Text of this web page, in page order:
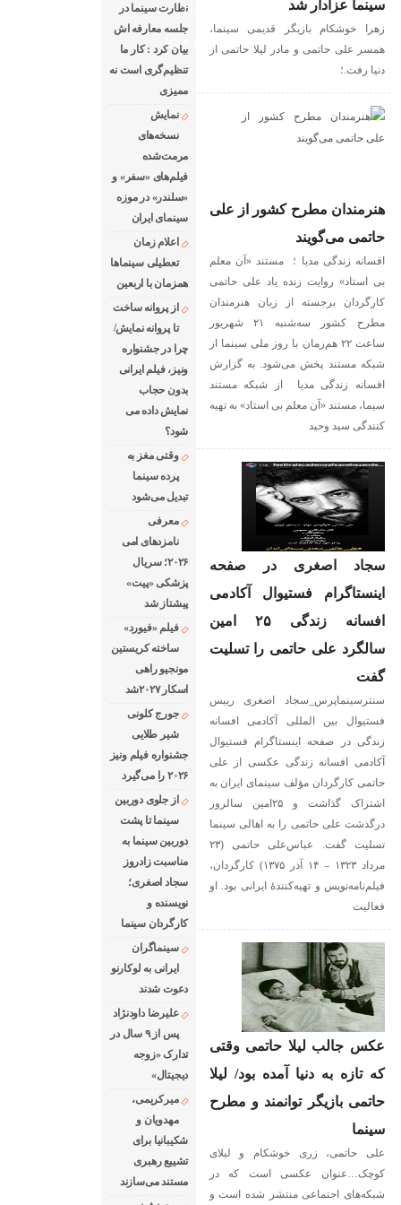
The latest news of world cinema
دانلود فیلم های خارجی
رادیو مدیا
درباره ما
سینما عزادار شد
زهرا خوشکام بازیگر قدیمی سینما،
همسر علی حاتمی و مادر لیلا حاتمی از
دنیا رفت.؛
هنرمندان مطرح کشور از علی
حاتمی می‌گویند
افسانه زندگی مدیا ؛ مستند «آن معلم
بی استاد» روایت زنده یاد علی حاتمی
کارگردان برجسته از زبان هنرمندان
مطرح کشور سه‌شنبه ۲۱ شهریور
ساعت ۲۲ هم‌زمان با روز ملی سینما از
شبکه مستند پخش می‌شود. به گزارش
افسانه زندگی مدیا از شبکه مستند
سیما، مستند «آن معلم بی استاد» به تهیه
کنندگی سید وحید
سجاد اصغری در صفحه
اینستاگرام فستیوال آکادمی
افسانه زندگی ۲۵ امین
سالگرد علی حاتمی را تسلیت
گفت
سنترسینماپرس_سجاد اصغری رییس
فستیوال بین المللی آکادمی افسانه
زندگی در صفحه اینستاگرام فستیوال
آکادمی افسانه زندگی عکسی از علی
حاتمی کارگردان مؤلف سینمای ایران به
اشتراک گذاشت و ۲۵امین سالروز
درگذشت علی حاتمی را به اهالی سینما
تسلیت گفت. عباس‌علی حاتمی (۲۳
مرداد ۱۳۲۳ – ۱۴ آذر ۱۳۷۵) کارگردان،
فیلم‌نامه‌نویس و تهیه‌کنندهٔ ایرانی بود. او
فعالیت
عکس جالب لیلا حاتمی وقتی
که تازه به دنیا آمده بود/ لیلا
حاتمی بازیگر توانمند و مطرح
سینما
علی حاتمی، زری خوشکام و لیلای
کوچک…عنوان عکسی است که در
شبکه‌های اجتماعی منتشر شده است و
نظارت سینما در
جلسه معارفه اش
بیان کرد : کار ما
تنظیم‌گری است نه
ممیزی
نمایش
نسخه‌های
مرمت‌شده
فیلم‌های «سفر» و
«سلندر» در موزه
سینمای ایران
اعلام زمان
تعطیلی سینماها
همزمان با اربعین
از پروانه ساخت
تا پروانه نمایش/
چرا در جشنواره
ونیز، فیلم ایرانی
بدون حجاب
نمایش داده می
شود؟
وقتی مغز به
پرده سینما
تبدیل می‌شود
معرفی
نامزدهای امی
۲۰۲۶؛ سریال
پزشکی «پیت»
پیشتاز شد
فیلم «فیورد»
ساخته کریستین
مونجیو راهی
اسکار ۲۰۲۷شد
جورج کلونی
شیر طلایی
جشنواره فیلم ونیز
۲۰۲۶ را می‌گیرد
از جلوی دوربین
سینما تا پشت
دوربین سینما به
مناسبت زادروز
سجاد اصغری؛
نویسنده و
کارگردان سینما
سینماگران
ایرانی به لوکارنو
دعوت شدند
علیرضا داودنژاد
پس از ۹ سال در
تدارک «زوجه
دیجیتال»
میرکریمی،
مهدویان و
شکیبانیا برای
تشییع رهبری
مستند می‌سازند